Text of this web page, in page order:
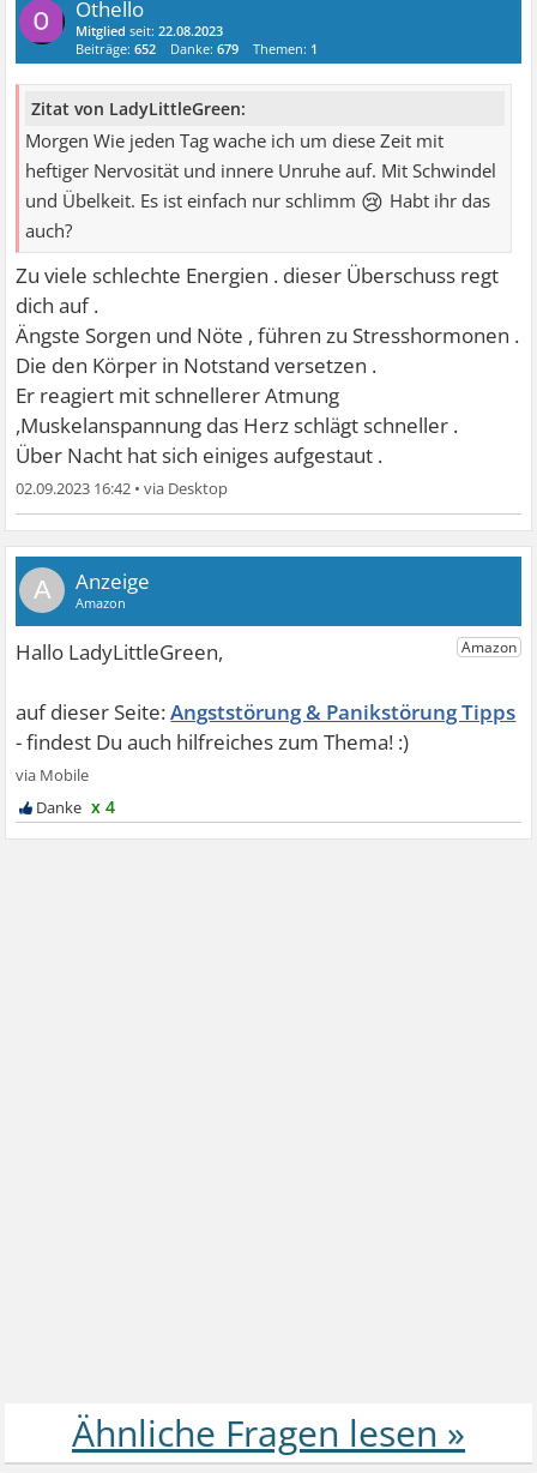
Othello
Mitglied seit:22.08.2023
Beiträge:652 Danke:679 Themen: 1
Zitat von LadyLittleGreen:
Morgen Wie jeden Tag wache ich um diese Zeit mit
heftiger Nervosität und innere Unruhe auf. Mit Schwindel
und Übelkeit. Es ist einfach nur schlimm 😢 Habt ihr das
auch?
Zu viele schlechte Energien . dieser Überschuss regt
dich auf .
Ängste Sorgen und Nöte , führen zu Stresshormonen .
Die den Körper in Notstand versetzen .
Er reagiert mit schnellerer Atmung
,Muskelanspannung das Herz schlägt schneller .
Über Nacht hat sich einiges aufgestaut .
02.09.2023 16:42 •
A
Angststörung & Panikstörung Tipps
x 4